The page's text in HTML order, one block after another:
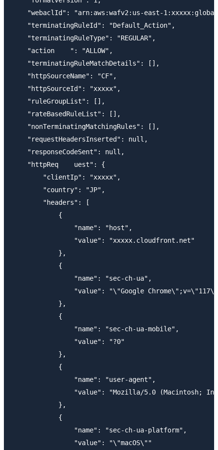
"webaclId": "arn:aws:wafv2:us-east-
    "terminatingRuleId": "Default_Action",
    "terminatingRuleType": "REGULAR",
    "action    ": "ALLOW",
    "terminatingRuleMatchDetails": [],
    "httpSourceName": "CF",
    "httpSourceId": "xxxxx",
    "ruleGroupList": [],
    "rateBasedRuleList": [],
    "nonTerminatingMatchingRules": [],
    "requestHeadersInserted": null,
    "responseCodeSent": null,
    "httpReq    uest": {
        "clientIp": "xxxxx",
        "country": "JP",
        "headers": [
            {
                "name": "host",
                "value": "xxxxx.cloudfront.net"
            },
            {
                "name": "sec-ch-ua",
"value": "\"Google
            },
            {
                "name": "sec-ch-ua-mobile",
                "value": "?0"
            },
            {
                "name": "user-agent",
"value": "Mozilla/5.0 (Macintosh;
            },
            {
                "name": "sec-ch-ua-platform",
                "value": "\"macOS\""